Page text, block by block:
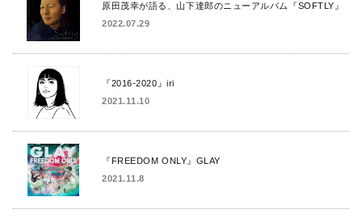
原田茂幸が語る、山下達郎のニューアルバム『SOFTLY』
2022.07.29
『2016-2020』iri
2021.11.10
『FREEDOM ONLY』GLAY
2021.11.8